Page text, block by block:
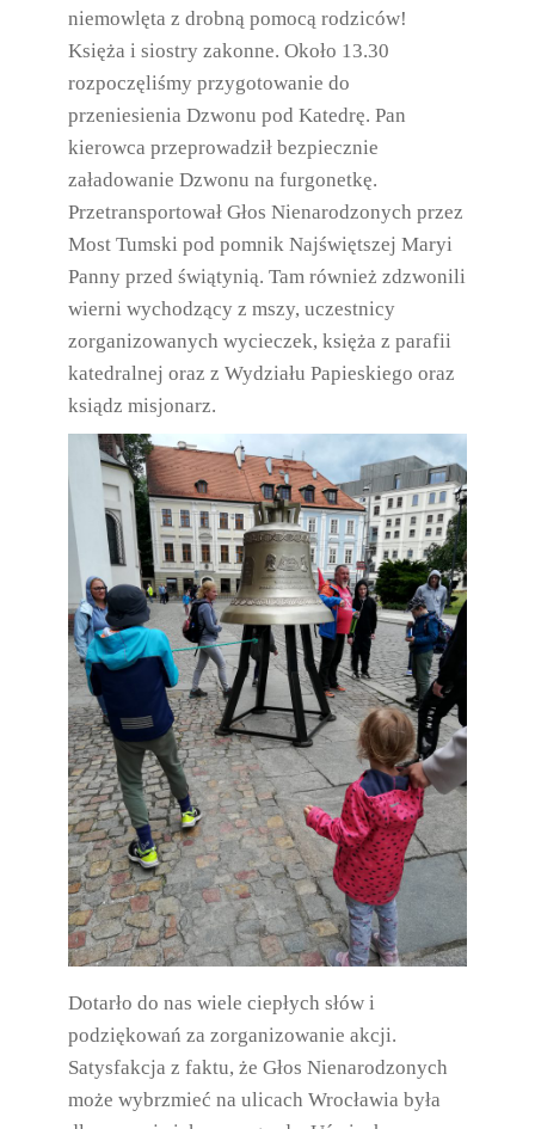
niemowlęta z drobną pomocą rodziców!
Księża i siostry zakonne. Około 13.30
rozpoczęliśmy przygotowanie do
przeniesienia Dzwonu pod Katedrę. Pan
kierowca przeprowadził bezpiecznie
załadowanie Dzwonu na furgonetkę.
Przetransportował Głos Nienarodzonych przez
Most Tumski pod pomnik Najświętszej Maryi
Panny przed świątynią. Tam również zdzwonili
wierni wychodzący z mszy, uczestnicy
zorganizowanych wycieczek, księża z parafii
katedralnej oraz z Wydziału Papieskiego oraz
ksiądz misjonarz.
Dotarło do nas wiele ciepłych słów i
podziękowań za zorganizowanie akcji.
Satysfakcja z faktu, że Głos Nienarodzonych
może wybrzmieć na ulicach Wrocławia była